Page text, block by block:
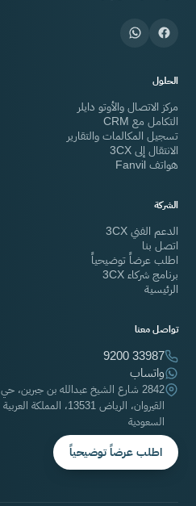
الحلول
مركز الاتصال والأوتو دايلر
التكامل مع CRM
تسجيل المكالمات والتقارير
الانتقال إلى 3CX
هواتف Fanvil
الشركة
الدعم الفني 3CX
اتصل بنا
اطلب عرضاً توضيحياً
برنامج شركاء 3CX
الرئيسية
تواصل معنا
9200 33987
واتساب
2842 شارع الشيخ عبدالله بن جبرين، حي
القيروان، الرياض 13531، المملكة العربية
السعودية
اطلب عرضاً توضيحياً